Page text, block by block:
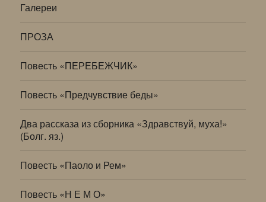
Галереи
ПРОЗА
Повесть «ПЕРЕБЕЖЧИК»
Повесть «Предчувствие беды»
Два рассказа из сборника «Здравствуй, муха!»
(Болг. яз.)
Повесть «Паоло и Рем»
Повесть «Н Е М О»